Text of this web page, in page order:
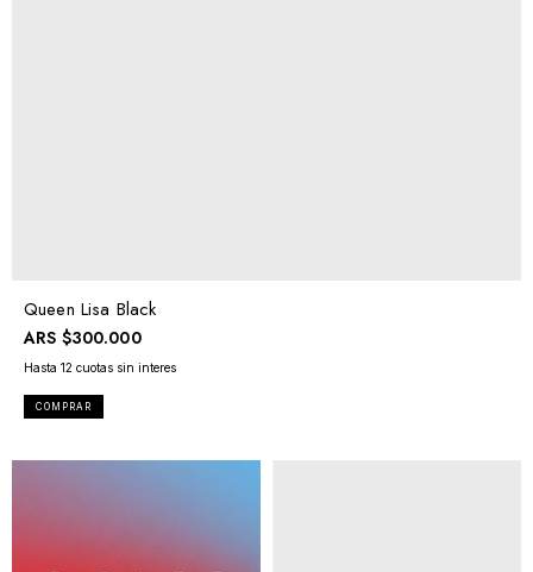
Queen Lisa Black
ARS $300.000
COMPRAR